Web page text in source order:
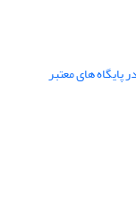
پایگاه های معتبر